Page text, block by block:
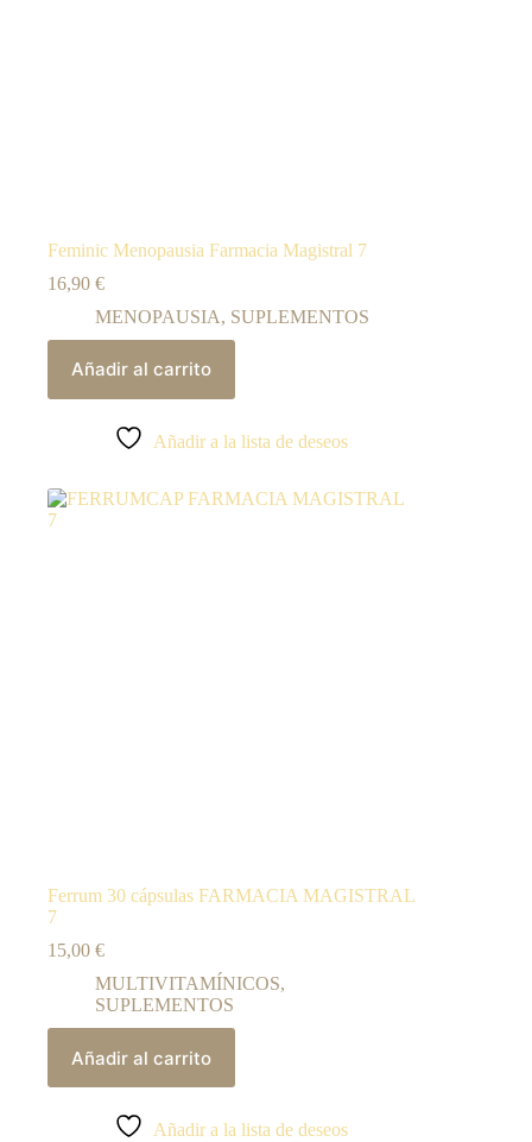
Feminic Menopausia Farmacia Magistral 7
16,90 €
MENOPAUSIA, SUPLEMENTOS
Añadir al carrito
Añadir a la lista de deseos
Ferrum 30 cápsulas FARMACIA MAGISTRAL
7
15,00 €
MULTIVITAMÍNICOS,
SUPLEMENTOS
Añadir al carrito
Añadir a la lista de deseos